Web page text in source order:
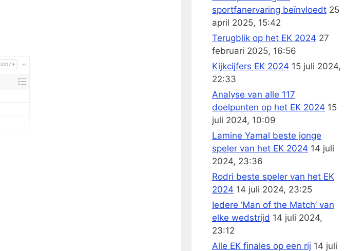
sportfanervaring beïnvloedt 25
april 2025, 15:42
Terugblik op het EK 2024 27
februari 2025, 16:56
Kijkcijfers EK 2024 15 juli 2024,
22:33
Analyse van alle 117
doelpunten op het EK 2024 15
juli 2024, 10:09
Lamine Yamal beste jonge
speler van het EK 2024 14 juli
2024, 23:36
Rodri beste speler van het EK
2024 14 juli 2024, 23:25
Iedere ‘Man of the Match’ van
elke wedstrijd 14 juli 2024,
23:12
Alle EK finales op een rij 14 juli